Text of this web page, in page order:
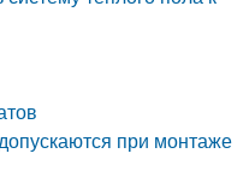
при монтаже